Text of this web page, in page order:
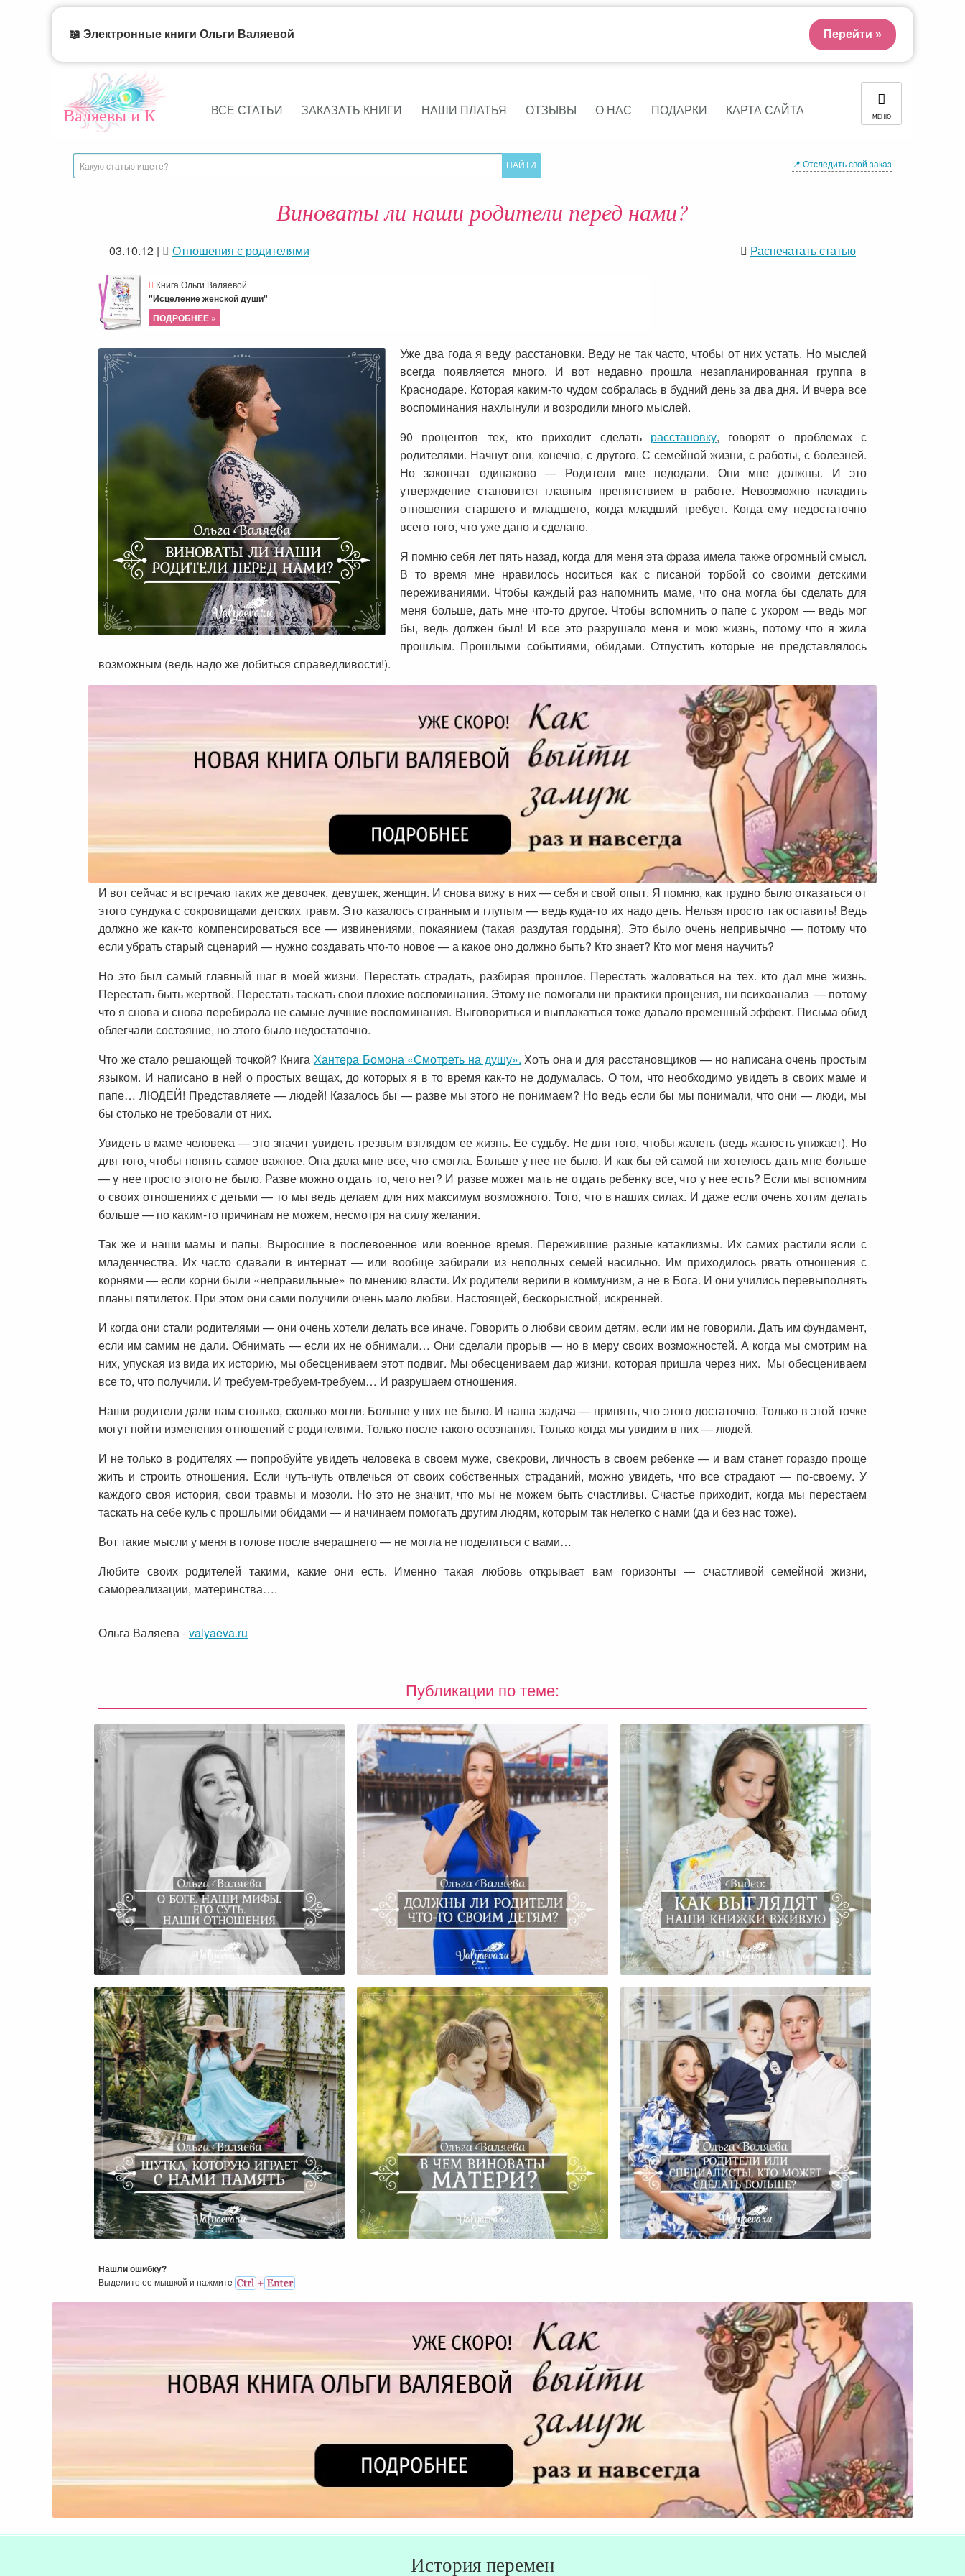
Валяевы и К ВСЕ СТАТЬИ ЗАКАЗАТЬ КНИГИ НАШИ ПЛАТЬЯ ОТЗЫВЫ О НАС ПОДАРКИ КАРТА САЙТА МЕНЮ
📍 Отследить свой заказ
Виноваты ли наши родители перед нами?
03.10.12 | Отношения с родителями Распечатать статью
Книга Ольги Валяевой
"Исцеление женской души"
ПОДРОБНЕЕ »
Уже два года я веду расстановки. Веду не так часто, чтобы от них устать. Но мыслей
всегда появляется много. И вот недавно прошла незапланированная группа в
Краснодаре. Которая каким-то чудом собралась в будний день за два дня. И вчера все
воспоминания нахлынули и возродили много мыслей.
90 процентов тех, кто приходит сделать расстановку, говорят о проблемах с
родителями. Начнут они, конечно, с другого. С семейной жизни, с работы, с болезней.
Но закончат одинаково — Родители мне недодали. Они мне должны. И это
утверждение становится главным препятствием в работе. Невозможно наладить
отношения старшего и младшего, когда младший требует. Когда ему недостаточно
всего того, что уже дано и сделано.
Я помню себя лет пять назад, когда для меня эта фраза имела также огромный смысл.
В то время мне нравилось носиться как с писаной торбой со своими детскими
переживаниями. Чтобы каждый раз напомнить маме, что она могла бы сделать для
меня больше, дать мне что-то другое. Чтобы вспомнить о папе с укором — ведь мог
бы, ведь должен был! И все это разрушало меня и мою жизнь, потому что я жила
прошлым. Прошлыми событиями, обидами. Отпустить которые не представлялось
возможным (ведь надо же добиться справедливости!).
И вот сейчас я встречаю таких же девочек, девушек, женщин. И снова вижу в них — себя и свой опыт. Я помню, как трудно было отказаться от
этого сундука с сокровищами детских травм. Это казалось странным и глупым — ведь куда-то их надо деть. Нельзя просто так оставить! Ведь
должно же как-то компенсироваться все — извинениями, покаянием (такая раздутая гордыня). Это было очень непривычно — потому что
если убрать старый сценарий — нужно создавать что-то новое — а какое оно должно быть? Кто знает? Кто мог меня научить?
Но это был самый главный шаг в моей жизни. Перестать страдать, разбирая прошлое. Перестать жаловаться на тех. кто дал мне жизнь.
Перестать быть жертвой. Перестать таскать свои плохие воспоминания. Этому не помогали ни практики прощения, ни психоанализ — потому
что я снова и снова перебирала не самые лучшие воспоминания. Выговориться и выплакаться тоже давало временный эффект. Письма обид
облегчали состояние, но этого было недостаточно.
Что же стало решающей точкой? Книга Хантера Бомона «Смотреть на душу». Хоть она и для расстановщиков — но написана очень простым
языком. И написано в ней о простых вещах, до которых я в то время как-то не додумалась. О том, что необходимо увидеть в своих маме и
папе… ЛЮДЕЙ! Представляете — людей! Казалось бы — разве мы этого не понимаем? Но ведь если бы мы понимали, что они — люди, мы
бы столько не требовали от них.
Увидеть в маме человека — это значит увидеть трезвым взглядом ее жизнь. Ее судьбу. Не для того, чтобы жалеть (ведь жалость унижает). Но
для того, чтобы понять самое важное. Она дала мне все, что смогла. Больше у нее не было. И как бы ей самой ни хотелось дать мне больше
— у нее просто этого не было. Разве можно отдать то, чего нет? И разве может мать не отдать ребенку все, что у нее есть? Если мы вспомним
о своих отношениях с детьми — то мы ведь делаем для них максимум возможного. Того, что в наших силах. И даже если очень хотим делать
больше — по каким-то причинам не можем, несмотря на силу желания.
Так же и наши мамы и папы. Выросшие в послевоенное или военное время. Пережившие разные катаклизмы. Их самих растили ясли с
младенчества. Их часто сдавали в интернат — или вообще забирали из неполных семей насильно. Им приходилось рвать отношения с
корнями — если корни были «неправильные» по мнению власти. Их родители верили в коммунизм, а не в Бога. И они учились перевыполнять
планы пятилеток. При этом они сами получили очень мало любви. Настоящей, бескорыстной, искренней.
И когда они стали родителями — они очень хотели делать все иначе. Говорить о любви своим детям, если им не говорили. Дать им фундамент,
если им самим не дали. Обнимать — если их не обнимали… Они сделали прорыв — но в меру своих возможностей. А когда мы смотрим на
них, упуская из вида их историю, мы обесцениваем этот подвиг. Мы обесцениваем дар жизни, которая пришла через них. Мы обесцениваем
все то, что получили. И требуем-требуем-требуем… И разрушаем отношения.
Наши родители дали нам столько, сколько могли. Больше у них не было. И наша задача — принять, что этого достаточно. Только в этой точке
могут пойти изменения отношений с родителями. Только после такого осознания. Только когда мы увидим в них — людей.
И не только в родителях — попробуйте увидеть человека в своем муже, свекрови, личность в своем ребенке — и вам станет гораздо проще
жить и строить отношения. Если чуть-чуть отвлечься от своих собственных страданий, можно увидеть, что все страдают — по-своему. У
каждого своя история, свои травмы и мозоли. Но это не значит, что мы не можем быть счастливы. Счастье приходит, когда мы перестаем
таскать на себе куль с прошлыми обидами — и начинаем помогать другим людям, которым так нелегко с нами (да и без нас тоже).
Вот такие мысли у меня в голове после вчерашнего — не могла не поделиться с вами…
Любите своих родителей такими, какие они есть. Именно такая любовь открывает вам горизонты — счастливой семейной жизни,
самореализации, материнства….
Ольга Валяева -valyaeva.ru
Публикации по теме:
О Боге. Наши Мифы. Его Суть.
Наши Отношения.
Должны Ли Родители Что-То
Своим Детям?
Как Выглядят Наши Книжки
Вживую
Шутка, Которую Играет С Нами
Память
В Чем Виноваты Матери?
Родители Или Специалисты,
Кто Может Сделать Больше?
Нашли ошибку?
Выделите ее мышкой и нажмитe
История перемен
📖 Электронные книги Ольги Валяевой Перейти »